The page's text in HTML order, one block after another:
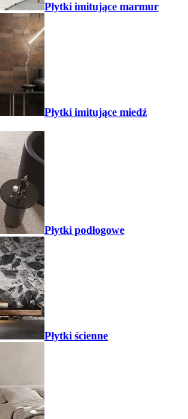
Płytki imitujące marmur
Płytki imitujące miedź
Płytki podłogowe
Płytki ścienne